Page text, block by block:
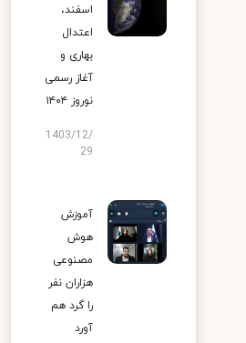
اسفند،
اعتدال
بهاری و
آغاز رسمی
نوروز ۱۴۰۴
1403/12/
29
آموزش
هوش
مصنوعی
هزاران نفر
را گرد هم
آورد